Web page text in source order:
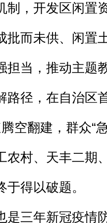
制，开发区闲置
批而未供、闲置
担当，推动主题
路径，在自治区
空翻建，群众“
农村、天丰二期
得以破题。
是三年新冠疫情